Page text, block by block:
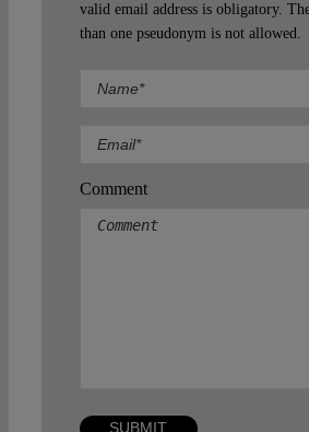
valid email address is obligatory.
than one pseudonym is not allowed.
Comment